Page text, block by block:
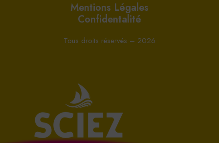
Mentions Légales
Confidentalité
Tous droits réservés – 2026